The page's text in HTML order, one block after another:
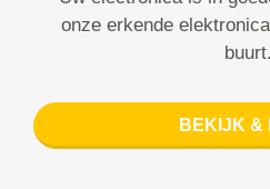
onze erkende
buurt.
BEKIJK &